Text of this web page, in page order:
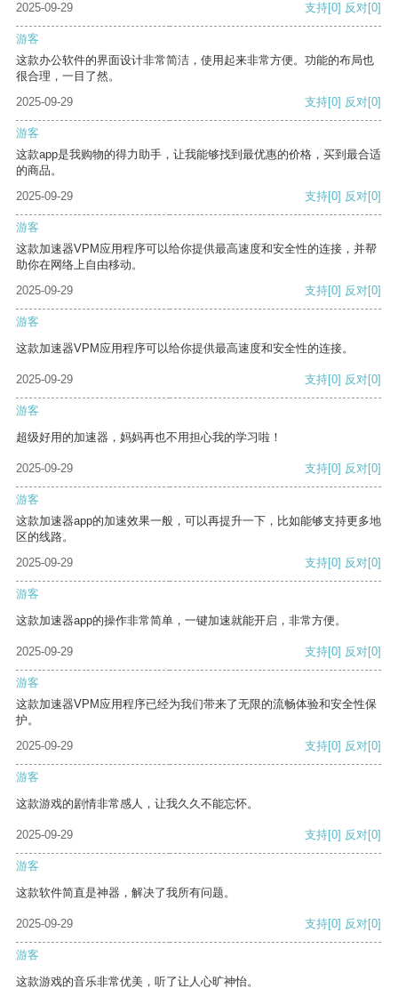
2025-09-29
支持[0] 反对[0]
游客
这款办公软件的界面设计非常简洁，使用起来非常方便。功能的布局也
很合理，一目了然。
2025-09-29
支持[0] 反对[0]
游客
这款app是我购物的得力助手，让我能够找到最优惠的价格，买到最合适
的商品。
2025-09-29
支持[0] 反对[0]
游客
这款加速器VPM应用程序可以给你提供最高速度和安全性的连接，并帮
助你在网络上自由移动。
2025-09-29
支持[0] 反对[0]
游客
这款加速器VPM应用程序可以给你提供最高速度和安全性的连接。
2025-09-29 支持[0] 反对[0]
游客
超级好用的加速器，妈妈再也不用担心我的学习啦！
2025-09-29 支持[0] 反对[0]
游客
这款加速器app的加速效果一般，可以再提升一下，比如能够支持更多地
区的线路。
2025-09-29
支持[0] 反对[0]
游客
这款加速器app的操作非常简单，一键加速就能开启，非常方便。
2025-09-29 支持[0] 反对[0]
游客
这款加速器VPM应用程序已经为我们带来了无限的流畅体验和安全性保
护。
2025-09-29
支持[0] 反对[0]
游客
这款游戏的剧情非常感人，让我久久不能忘怀。
2025-09-29 支持[0] 反对[0]
游客
这款软件简直是神器，解决了我所有问题。
2025-09-29 支持[0] 反对[0]
游客
这款游戏的音乐非常优美，听了让人心旷神怡。